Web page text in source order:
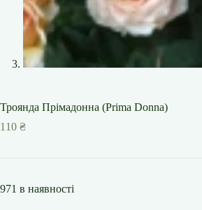
Троянда Прімадонна (Prima Donna)
110 ₴
971 в наявності